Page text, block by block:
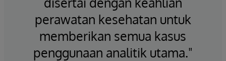
perawatan kesehatan untuk
memberikan semua kasus
penggunaan analitik utama."